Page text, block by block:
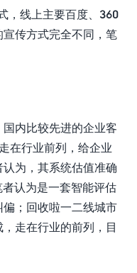
，线上主要百度、360
传方式完全不同，笔
内比较先进的企业客
在行业前列，给企业
为，其系统估值准确
认为是一套智能评估
；回收啦一二线城市
走在行业的前列，目